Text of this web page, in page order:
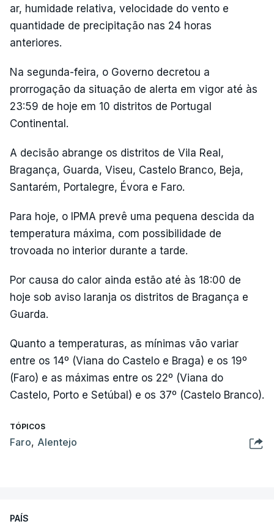
ar, humidade relativa, velocidade do vento e
quantidade de precipitação nas 24 horas
anteriores.
Na segunda-feira, o Governo decretou a
prorrogação da situação de alerta em vigor até às
23:59 de hoje em 10 distritos de Portugal
Continental.
A decisão abrange os distritos de Vila Real,
Bragança, Guarda, Viseu, Castelo Branco, Beja,
Santarém, Portalegre, Évora e Faro.
Para hoje, o IPMA prevê uma pequena descida da
temperatura máxima, com possibilidade de
trovoada no interior durante a tarde.
Por causa do calor ainda estão até às 18:00 de
hoje sob aviso laranja os distritos de Bragança e
Guarda.
Quanto a temperaturas, as mínimas vão variar
entre os 14º (Viana do Castelo e Braga) e os 19º
(Faro) e as máximas entre os 22º (Viana do
Castelo, Porto e Setúbal) e os 37º (Castelo Branco).
TÓPICOS
Faro, Alentejo
PAÍS